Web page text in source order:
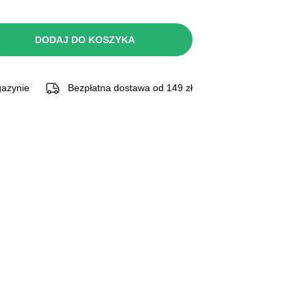
DODAJ DO KOSZYKA
Bezpłatna dostawa od 149 zł